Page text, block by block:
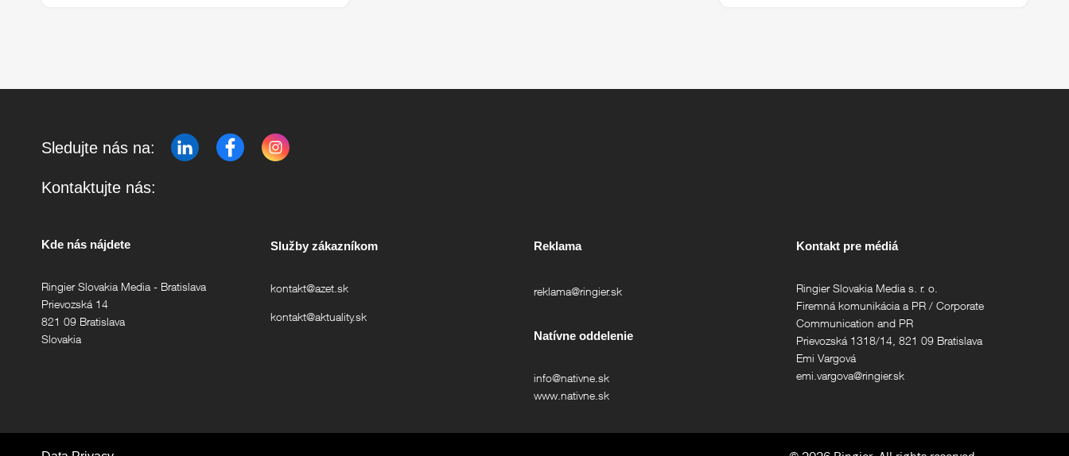
Sledujte nás na:
Kontaktujte nás:
Kde nás nájdete
Ringier Slovakia Media - Bratislava
Prievozská 14
821 09 Bratislava
Slovakia
Služby zákazníkom
kontakt@azet.sk
kontakt@aktuality.sk
Reklama
reklama@ringier.sk
Natívne oddelenie
info@nativne.sk
www.nativne.sk
Kontakt pre médiá
Ringier Slovakia Media s. r. o.
Firemná komunikácia a PR / Corporate
Communication and PR
Prievozská 1318/14, 821 09 Bratislava
Emi Vargová
emi.vargova@ringier.sk